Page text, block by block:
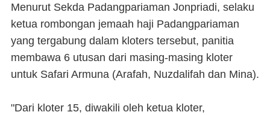
Menurut Sekda Padangpariaman Jonpriadi, selaku
ketua rombongan jemaah haji Padangpariaman
yang tergabung dalam kloters tersebut, panitia
membawa 6 utusan dari masing-masing kloter
untuk Safari Armuna (Arafah, Nuzdalifah dan Mina).
"Dari kloter 15, diwakili oleh ketua kloter,